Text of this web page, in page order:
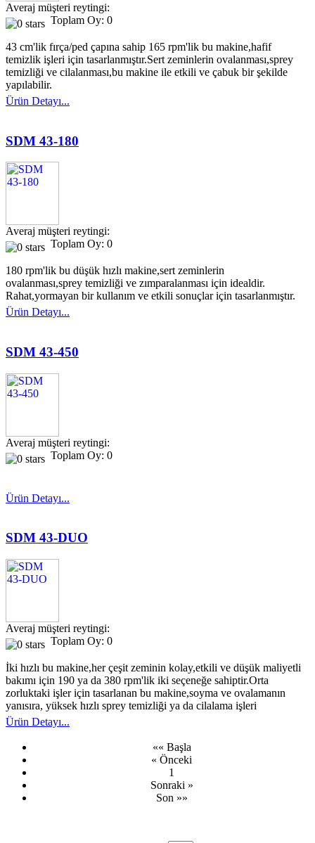
Averaj müşteri reytingi:
Toplam Oy: 0
43 cm'lik fırça/ped çapına sahip 165 rpm'lik bu makine,hafif
temizlik işleri için tasarlanmıştır.Sert zeminlerin ovalanması,sprey
temizliği ve cilalanması,bu makine ile etkili ve çabuk bir şekilde
yapılabilir.
Ürün Detayı...
SDM 43-180
Averaj müşteri reytingi:
Toplam Oy: 0
180 rpm'lik bu düşük hızlı makine,sert zeminlerin
ovalanması,sprey temizliği ve zımparalanması için idealdir.
Rahat,yormayan bir kullanım ve etkili sonuçlar için tasarlanmıştır.
Ürün Detayı...
SDM 43-450
Averaj müşteri reytingi:
Toplam Oy: 0
Ürün Detayı...
SDM 43-DUO
Averaj müşteri reytingi:
Toplam Oy: 0
İki hızlı bu makine,her çeşit zeminin kolay,etkili ve düşük maliyetli
bakımı için 190 ya da 380 rpm'lik iki seçeneğe sahiptir.Orta
zorluktaki işler için tasarlanan bu makine,soyma ve ovalamanın
yanısıra, yüksek hızlı sprey temizliği ya da cilalama işleri
Ürün Detayı...
«« Başla
« Önceki
1
Sonraki »
Son »»